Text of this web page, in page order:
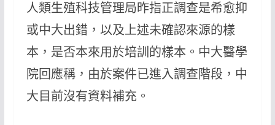
人類生殖科技管理局昨指正調查是希愈抑
或中大出錯，以及上述未確認來源的樣
本，是否本來用於培訓的樣本。中大醫學
院回應稱，由於案件已進入調查階段，中
大目前沒有資料補充。